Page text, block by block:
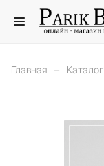
Главная – Каталог